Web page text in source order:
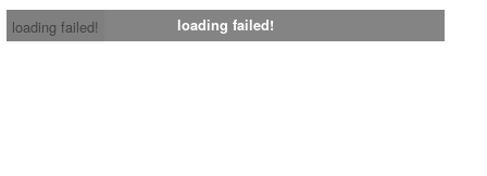
loading failed!
loading failed!